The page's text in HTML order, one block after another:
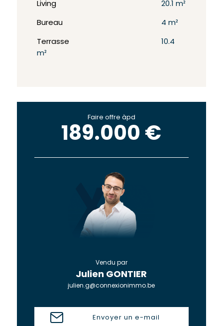
Living 20.1 m²
Bureau 4 m²
Terrasse
10.4
m²
Faire offre àpd
189.000 €
Vendu par
Julien GONTIER
julien.g@connexionimmo.be
Envoyer un e-mail